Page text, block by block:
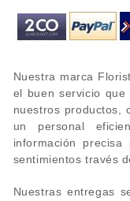
Nuestra marca
el buen servicio
nuestros productos,
un personal
información
sentimientos través
Nuestras entregas